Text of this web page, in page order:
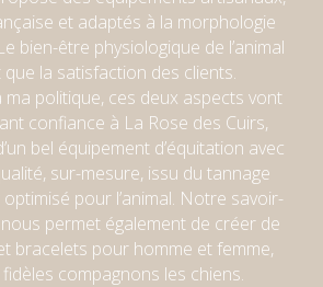
et adaptés à la morphologie
bien-être physiologique de l’animal
que la satisfaction des clients.
politique, ces deux aspects vont
confiance à La Rose des Cuirs,
bel équipement d’équitation avec
sur-mesure, issu du tannage
pour l’animal. Notre savoir-
permet également de créer de
bracelets pour homme et femme,
compagnons les chiens.